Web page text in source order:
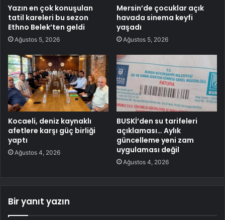
Yazın en çok konuşulan
tatil kareleri bu sezon
Ethno Belek’ten geldi
Ağustos 5, 2026
Mersin’de çocuklar açık
havada sinema keyfi
yaşadı
Ağustos 5, 2026
Kocaeli, deniz kaynaklı
afetlere karşı güç birliği
yaptı
Ağustos 4, 2026
BUSKİ’den su tarifeleri
açıklaması… Aylık
güncelleme yeni zam
uygulaması değil
Ağustos 4, 2026
Bir yanıt yazın